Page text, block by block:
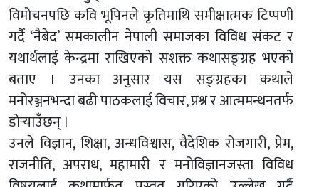
विमोचनपछि कवि भूपिनले कृतिमाथि समीक्षात्मक टिप्पणी
गर्दै ‘नैबेद’ समकालीन नेपाली समाजका विविध संकट र
यथार्थलाई केन्द्रमा राखिएको सशक्त कथासङ्ग्रह भएको
बताए । उनका अनुसार यस सङ्ग्रहका कथाले
मनोरञ्जनभन्दा बढी पाठकलाई विचार, प्रश्न र आत्ममन्थनतर्फ
डोर्‍याउँछन् ।
उनले विज्ञान, शिक्षा, अन्धविश्वास, वैदेशिक रोजगारी, प्रेम,
राजनीति, अपराध, महामारी र मनोविज्ञानजस्ता विविध